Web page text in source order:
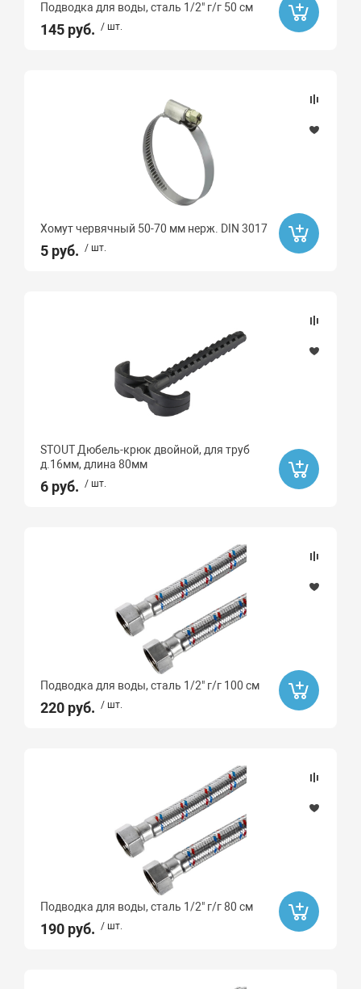
Подводка для воды, сталь 1/2" г/г 50 см
145 руб. / шт.
Хомут червячный 50-70 мм нерж. DIN 3017
5 руб. / шт.
STOUT Дюбель-крюк двойной, для труб
д.16мм, длина 80мм
6 руб. / шт.
Подводка для воды, сталь 1/2" г/г 100 см
220 руб. / шт.
Подводка для воды, сталь 1/2" г/г 80 см
190 руб. / шт.